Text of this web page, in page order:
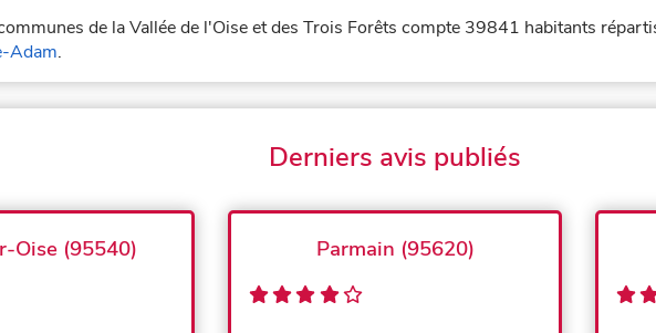
de la Vallée de l'Oise et des Trois Forêts compte 39841 habitants
Adam.
Derniers avis publiés
Oise (95540) Parmain (95620)